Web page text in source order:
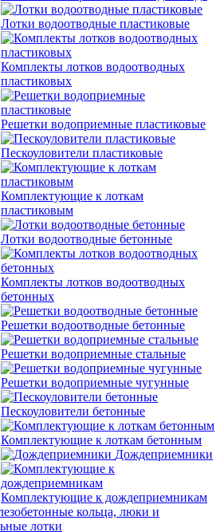
Лотки водоотводные пластиковые
Комплекты лотков водоотводных
пластиковых
Решетки водоприемные пластиковые
Пескоуловители пластиковые
Комплектующие к лоткам
пластиковым
Лотки водоотводные бетонные
Комплекты лотков водоотводных
бетонных
Решетки водоотводные бетонные
Решетки водоприемные стальные
Решетки водоприемные чугунные
Пескоуловители бетонные
Комплектующие к лоткам бетонным
Дождеприемники
Комплектующие к дождеприемникам